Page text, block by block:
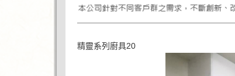
精靈系列廚具20